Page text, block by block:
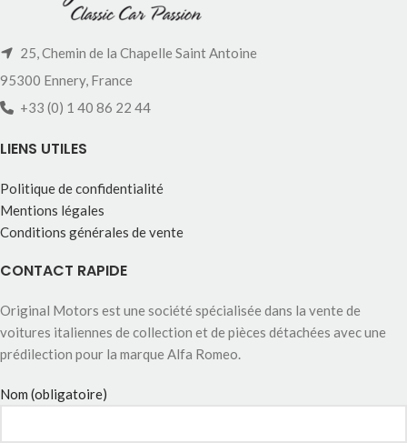
25, Chemin de la Chapelle Saint Antoine
95300 Ennery, France
+33 (0) 1 40 86 22 44
LIENS UTILES
Politique de confidentialité
Mentions légales
Conditions générales de vente
CONTACT RAPIDE
Original Motors est une société spécialisée dans la vente de
voitures italiennes de collection et de pièces détachées avec une
prédilection pour la marque Alfa Romeo.
Nom (obligatoire)